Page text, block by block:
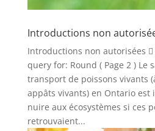
Introductions non
Introductions non autorisées 
query for: Round ( Page 2 ) Le
transport de poissons vivants
appâts vivants) en Ontario
nuire aux écosystèmes si ces
retrouvaient...